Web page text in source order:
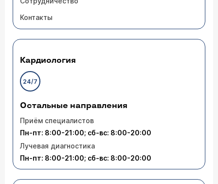
Контакты
Кардиология
24/7
Остальные направления
Приём специалистов
Пн-пт: 8:00-21:00; сб-вс: 8:00-20:00
Лучевая диагностика
Пн-пт: 8:00-21:00; сб-вс: 8:00-20:00